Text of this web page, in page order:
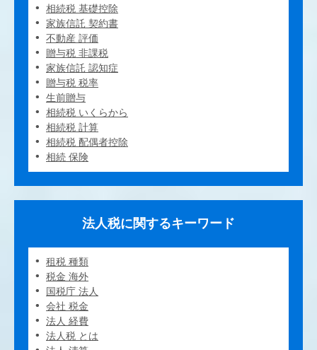
相続税 基礎控除
家族信託 契約書
不動産 評価
贈与税 非課税
家族信託 認知症
贈与税 税率
生前贈与
相続税 いくらから
相続税 計算
相続税 配偶者控除
相続 保険
法人税に関するキーワード
租税 種類
税金 海外
国税庁 法人
会社 税金
法人 経費
法人税 とは